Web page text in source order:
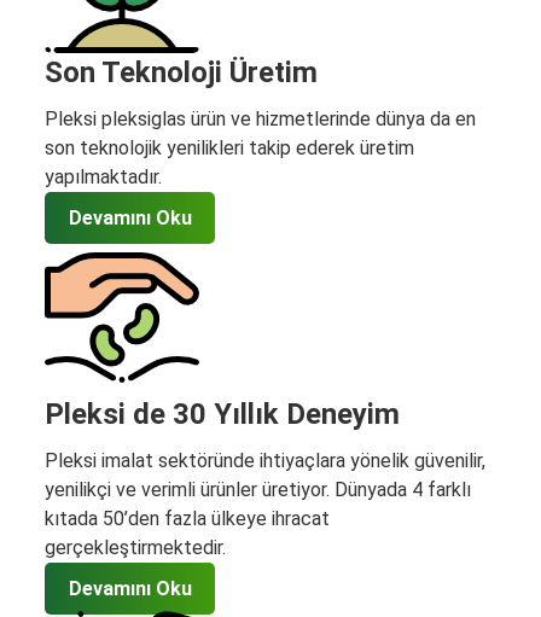
Son Teknoloji Üretim
Pleksi pleksiglas ürün ve hizmetlerinde dünya da en
son teknolojik yenilikleri takip ederek üretim
yapılmaktadır.
Devamını Oku
Pleksi de 30 Yıllık Deneyim
Pleksi imalat sektöründe ihtiyaçlara yönelik güvenilir,
yenilikçi ve verimli ürünler üretiyor. Dünyada 4 farklı
kıtada 50’den fazla ülkeye ihracat
gerçekleştirmektedir.
Devamını Oku